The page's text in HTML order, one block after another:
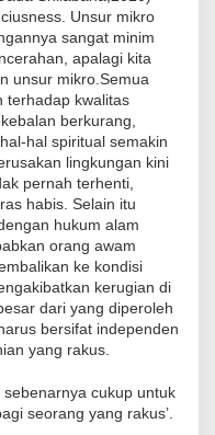
Unsur mikro
sangat minim
apalagi kita
unsur mikro.Semua
terhadap kwalitas
berkurang,
hal spiritual semakin
lingkungan kini
pernah terhenti,
habis. Selain itu
hukum alam
orang awam
ke kondisi
kerugian di
dari yang diperoleh
bersifat independen
yang rakus.
sebenarnya cukup untuk
seorang yang rakus’.